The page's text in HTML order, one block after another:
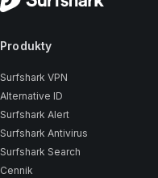
Produkty
Surfshark VPN
Alternative ID
Surfshark Alert
Surfshark Antivirus
Surfshark Search
Cennik